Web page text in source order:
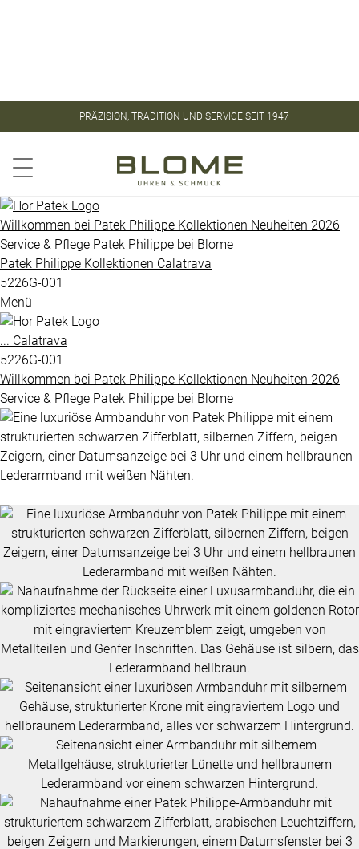
PRÄZISION, TRADITION UND SERVICE SEIT 1947
PATEK
PHILIPPE
Aquanaut
Calatrava
Golden
Gondolo
Grandes
Complications
Nautilus
4
Cubitus
Complications
UHREN
VINTAGE
SCHMUCK
BLOME
SERVICE
ÜBER
UNS
Impressum
Datenschutz
AGB
Willkommen bei Patek Philippe Kollektionen Neuheiten 2026
Service & Pflege Patek Philippe bei Blome
Patek Philippe Kollektionen Calatrava
5226G-001
Menü
... Calatrava
5226G-001
Willkommen bei Patek Philippe Kollektionen Neuheiten 2026
Service & Pflege Patek Philippe bei Blome